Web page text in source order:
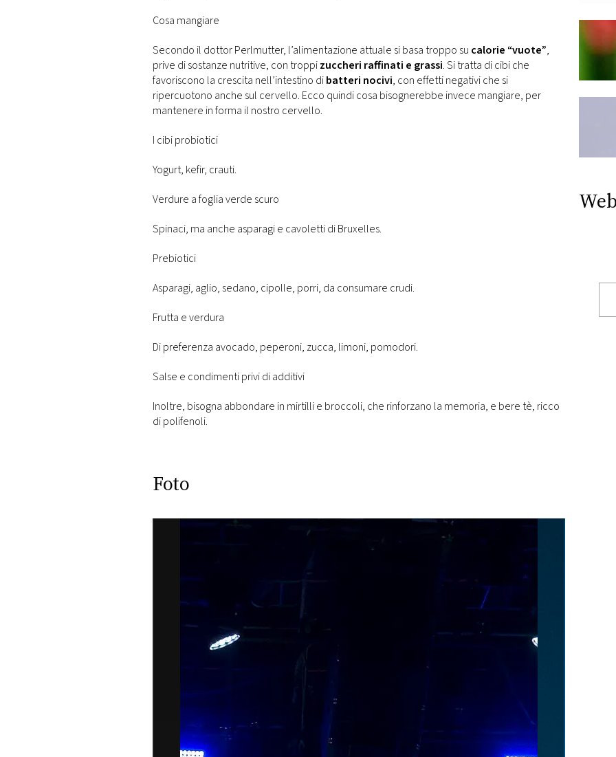
Cosa mangiare
Secondo il dottor Perlmutter, l’alimentazione attuale si basa troppo su calorie “vuote”,
prive di sostanze nutritive, con troppizuccheri raffinati e grassi. Si tratta di cibi che
favoriscono la crescita nell’intestino dibatteri nocivi, con effetti negativi che si
ripercuotono anche sul cervello. Ecco quindi cosa bisognerebbe invece mangiare, per
mantenere in forma il nostro cervello.
I cibi probiotici
Yogurt, kefir, crauti.
Verdure a foglia verde scuro
Spinaci, ma anche asparagi e cavoletti di Bruxelles.
Prebiotici
Asparagi, aglio, sedano, cipolle, porri, da consumare crudi.
Frutta e verdura
Di preferenza avocado, peperoni, zucca, limoni, pomodori.
Salse e condimenti privi di additivi
Inoltre, bisogna abbondare in mirtilli e broccoli, che rinforzano la memoria, e bere tè, ricco
di polifenoli.
Foto